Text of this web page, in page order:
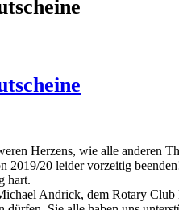
Herzens, wie alle anderen
2019/20 leider vorzeitig
hart.
Andrick, dem Rotary